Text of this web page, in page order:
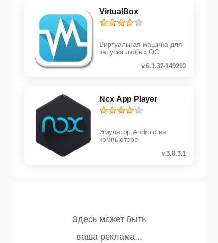
VirtualBox
Виртуальная машина для
запуска любых ОС
v.6.1.32-149290
Nox App Player
Эмулятор Android на
компьютере
v.3.8.3.1